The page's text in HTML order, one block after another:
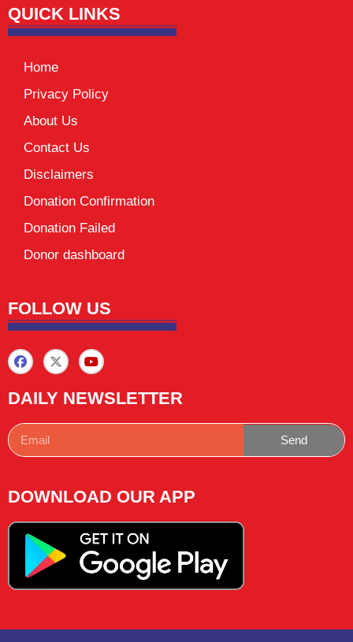
QUICK LINKS
Home
Privacy Policy
About Us
Contact Us
Disclaimers
Donation Confirmation
Donation Failed
Donor dashboard
FOLLOW US
DAILY NEWSLETTER
Send
DOWNLOAD OUR APP